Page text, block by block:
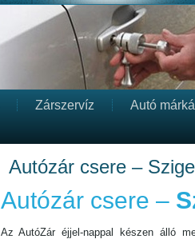
Zárszervíz Autó
Autózár csere –
Autózár csere –
Az AutóZár éjjel-nappal készen álló